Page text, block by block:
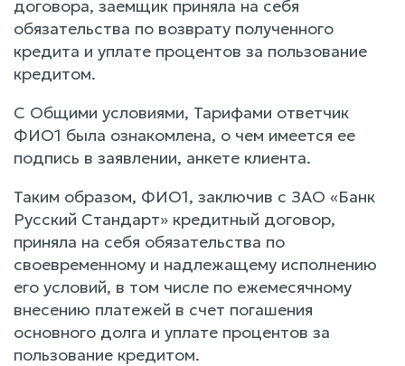
договора, заемщик приняла на себя
обязательства по возврату полученного
кредита и уплате процентов за пользование
кредитом.
С Общими условиями, Тарифами ответчик
ФИО1 была ознакомлена, о чем имеется ее
подпись в заявлении, анкете клиента.
Таким образом, ФИО1, заключив с ЗАО «Банк
Русский Стандарт» кредитный договор,
приняла на себя обязательства по
своевременному и надлежащему исполнению
его условий, в том числе по ежемесячному
внесению платежей в счет погашения
основного долга и уплате процентов за
пользование кредитом.